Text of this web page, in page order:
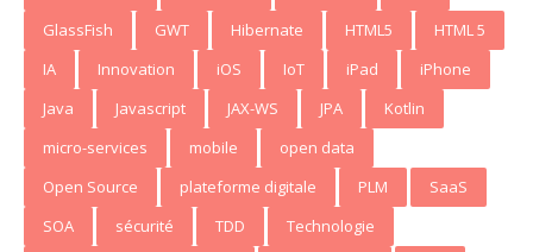
GlassFish
GWT Hibernate HTML5
HTML 5
IA
Innovation iOS IoT iPad
iPhone
Java
Javascript JAX-WS JPA
Kotlin
micro-services
mobile
open data
Open Source
plateforme digitale PLM
SaaS
SOA
sécurité TDD
Technologie